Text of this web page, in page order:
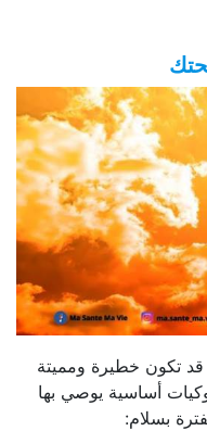
تكون خطيرة ومميتة
الهشة. فيما يلي 10 سلوكيات أساسية يوصي بها
بسلام: